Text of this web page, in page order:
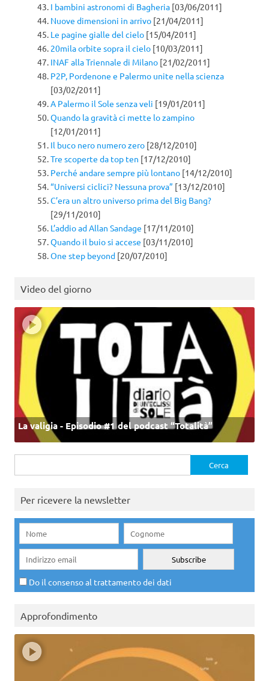
I bambini astronomi di Bagheria [03/06/2011]
Nuove dimensioni in arrivo [21/04/2011]
Le pagine gialle del cielo [15/04/2011]
20mila orbite sopra il cielo [10/03/2011]
INAF alla Triennale di Milano [21/02/2011]
P2P, Pordenone e Palermo unite nella scienza
[03/02/2011]
A Palermo il Sole senza veli [19/01/2011]
Quando la gravità ci mette lo zampino
[12/01/2011]
Il buco nero numero zero [28/12/2010]
Tre scoperte da top ten [17/12/2010]
Perché andare sempre più lontano [14/12/2010]
“Universi ciclici? Nessuna prova” [13/12/2010]
C’era un altro universo prima del Big Bang?
[29/11/2010]
L’addio ad Allan Sandage [17/11/2010]
Quando il buio si accese [03/11/2010]
One step beyond [20/07/2010]
Video del giorno
La valigia - Episodio #1 del podcast “Totalità”
per:
Per ricevere la newsletter
Do il consenso al trattamento dei dati
Approfondimento